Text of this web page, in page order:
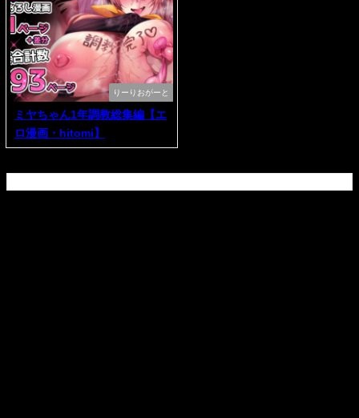
りーりおがーと
ミヤちゃん1年調教総集編【エ
ロ漫画・hitomi】